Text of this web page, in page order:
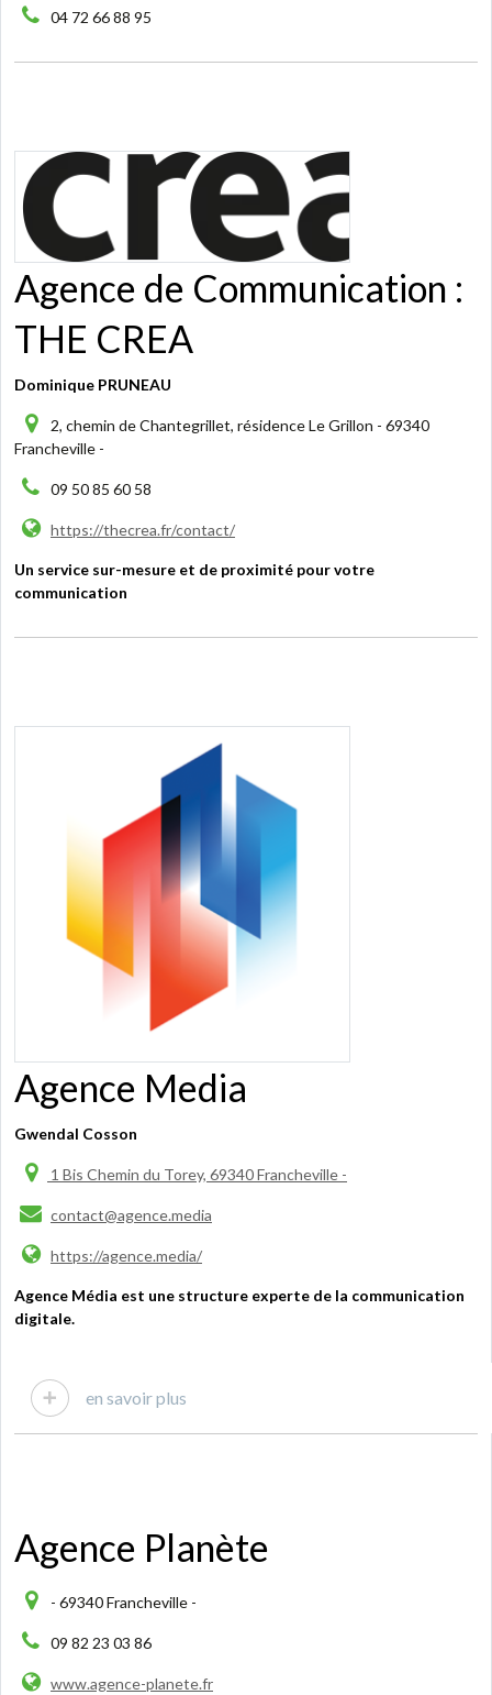
04 72 66 88 95
Agence de Communication :
THE CREA
Dominique PRUNEAU
2, chemin de Chantegrillet, résidence Le Grillon - 69340
Francheville -
09 50 85 60 58
https://thecrea.fr/contact/
Un service sur-mesure et de proximité pour votre
communication
Agence Media
Gwendal Cosson
1 Bis Chemin du Torey, 69340 Francheville -
contact@agence.media
https://agence.media/
Agence Média est une structure experte de la communication
digitale.
en savoir plus
Agence Planète
- 69340 Francheville -
09 82 23 03 86
www.agence-planete.fr